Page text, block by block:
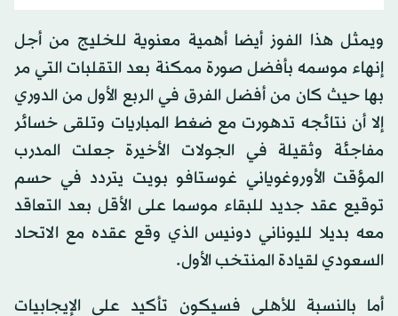
ويمثل هذا الفوز أيضا أهمية معنوية للخليج من أجل
إنهاء موسمه بأفضل صورة ممكنة بعد التقلبات التي مر
بها حيث كان من أفضل الفرق في الربع الأول من الدوري
إلا أن نتائجه تدهورت مع ضغط المباريات وتلقى خسائر
مفاجئة وثقيلة في الجولات الأخيرة جعلت المدرب
المؤقت الأوروغوياني غوستافو بويت يتردد في حسم
توقيع عقد جديد للبقاء موسما على الأقل بعد التعاقد
معه بديلا لليوناني دونيس الذي وقع عقده مع الاتحاد
السعودي لقيادة المنتخب الأول.
أما بالنسبة للأهلي فسيكون تأكيد على الإيجابيات